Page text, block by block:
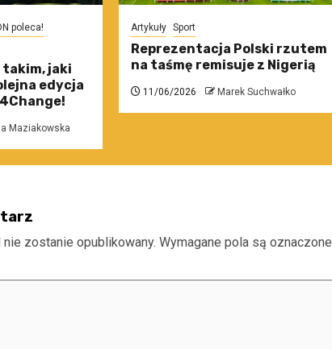
poleca!
takim, jaki
edycja
Maziakowska
Artykuły Sport
Reprezentacja Polski rzutem
na taśmę remisuje z Nigerią
11/06/2026 Marek Suchwałko
zostanie opublikowany. Wymagane pola są oznaczone